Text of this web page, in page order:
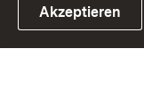
Link zum
Akzeptieren